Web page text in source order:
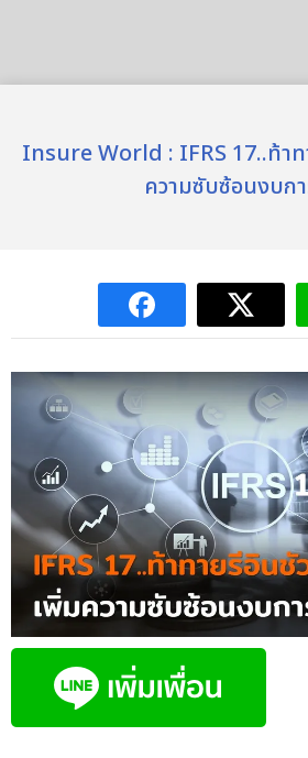
Insure World : IFRS 17..ท้าท
ความซับซ้อนงบกา